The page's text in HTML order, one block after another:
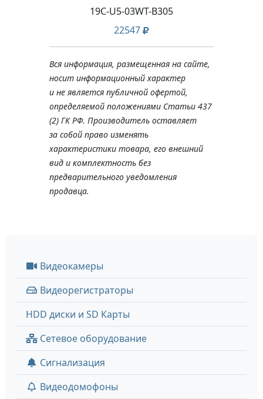
19C-U5-03WT-B305
22547
Вся информация, размещенная на сайте,
носит информационный характер
и не является публичной офертой,
определяемой положениями Статьи 437
(2) ГК РФ. Производитель оставляет
за собой право изменять
характеристики товара, его внешний
вид и комплектность без
предварительного уведомления
продавца.
Видеокамеры
Видеорегистраторы
HDD диски и SD Карты
Сетевое оборудование
Сигнализация
Видеодомофоны